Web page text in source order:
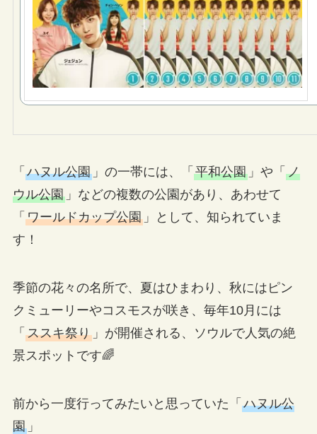
「 ハヌル公園」の一帯には、「 平和公園」や「 ノ
ウル公園」などの複数の公園があり、あわせて
「 ワールドカップ公園」として、知られていま
す！
季節の花々の名所で、夏はひまわり、秋にはピン
クミューリーやコスモスが咲き、毎年10月には
「 ススキ祭り」が開催される、ソウルで人気の絶
景スポットです🌈
前から一度行ってみたいと思っていた「 ハヌル公
園」